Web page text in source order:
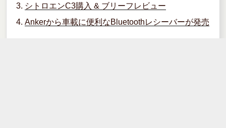
o
o
シトロエンC3購入 & ブリーフレビュー
Ankerから車載に便利なBluetoothレシーバーが発売